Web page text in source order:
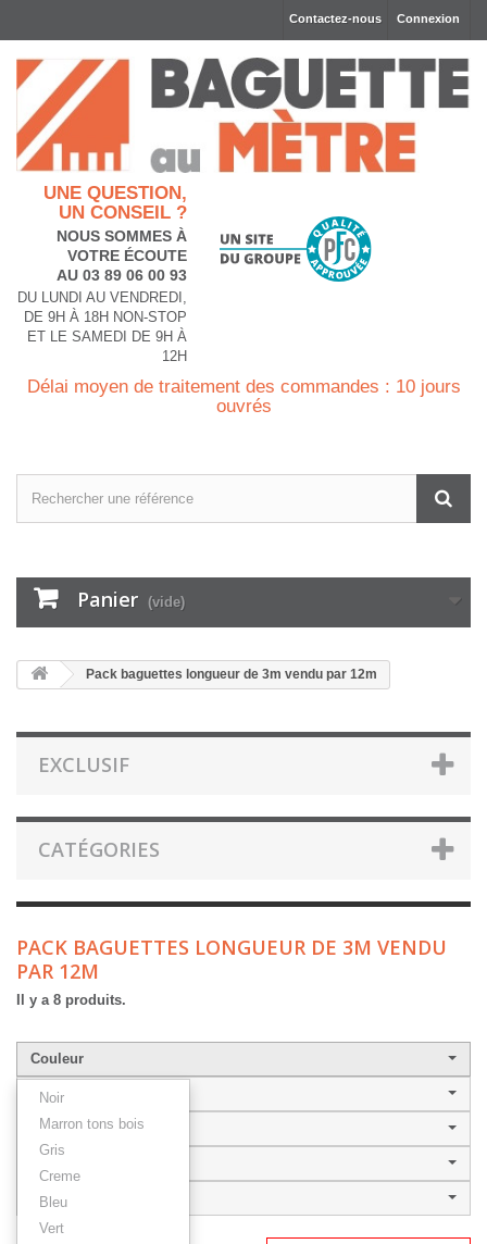
Connexion
Contactez-nous
UNE QUESTION,
UN CONSEIL ?
NOUS SOMMES À
VOTRE ÉCOUTE
AU 03 89 06 00 93
DU LUNDI AU VENDREDI,
DE 9H À 18H NON-STOP
ET LE SAMEDI DE 9H À
12H
Délai moyen de traitement des commandes : 10 jours
ouvrés
Panier (vide)
Pack baguettes longueur de 3m vendu par 12m
EXCLUSIF
CATÉGORIES
PACK BAGUETTES LONGUEUR DE 3M VENDU
PAR 12M
Il y a 8 produits.
Couleur
Noir
Marron tons bois
Gris
Creme
Bleu
Vert
Largeur de baguette
Style
Type